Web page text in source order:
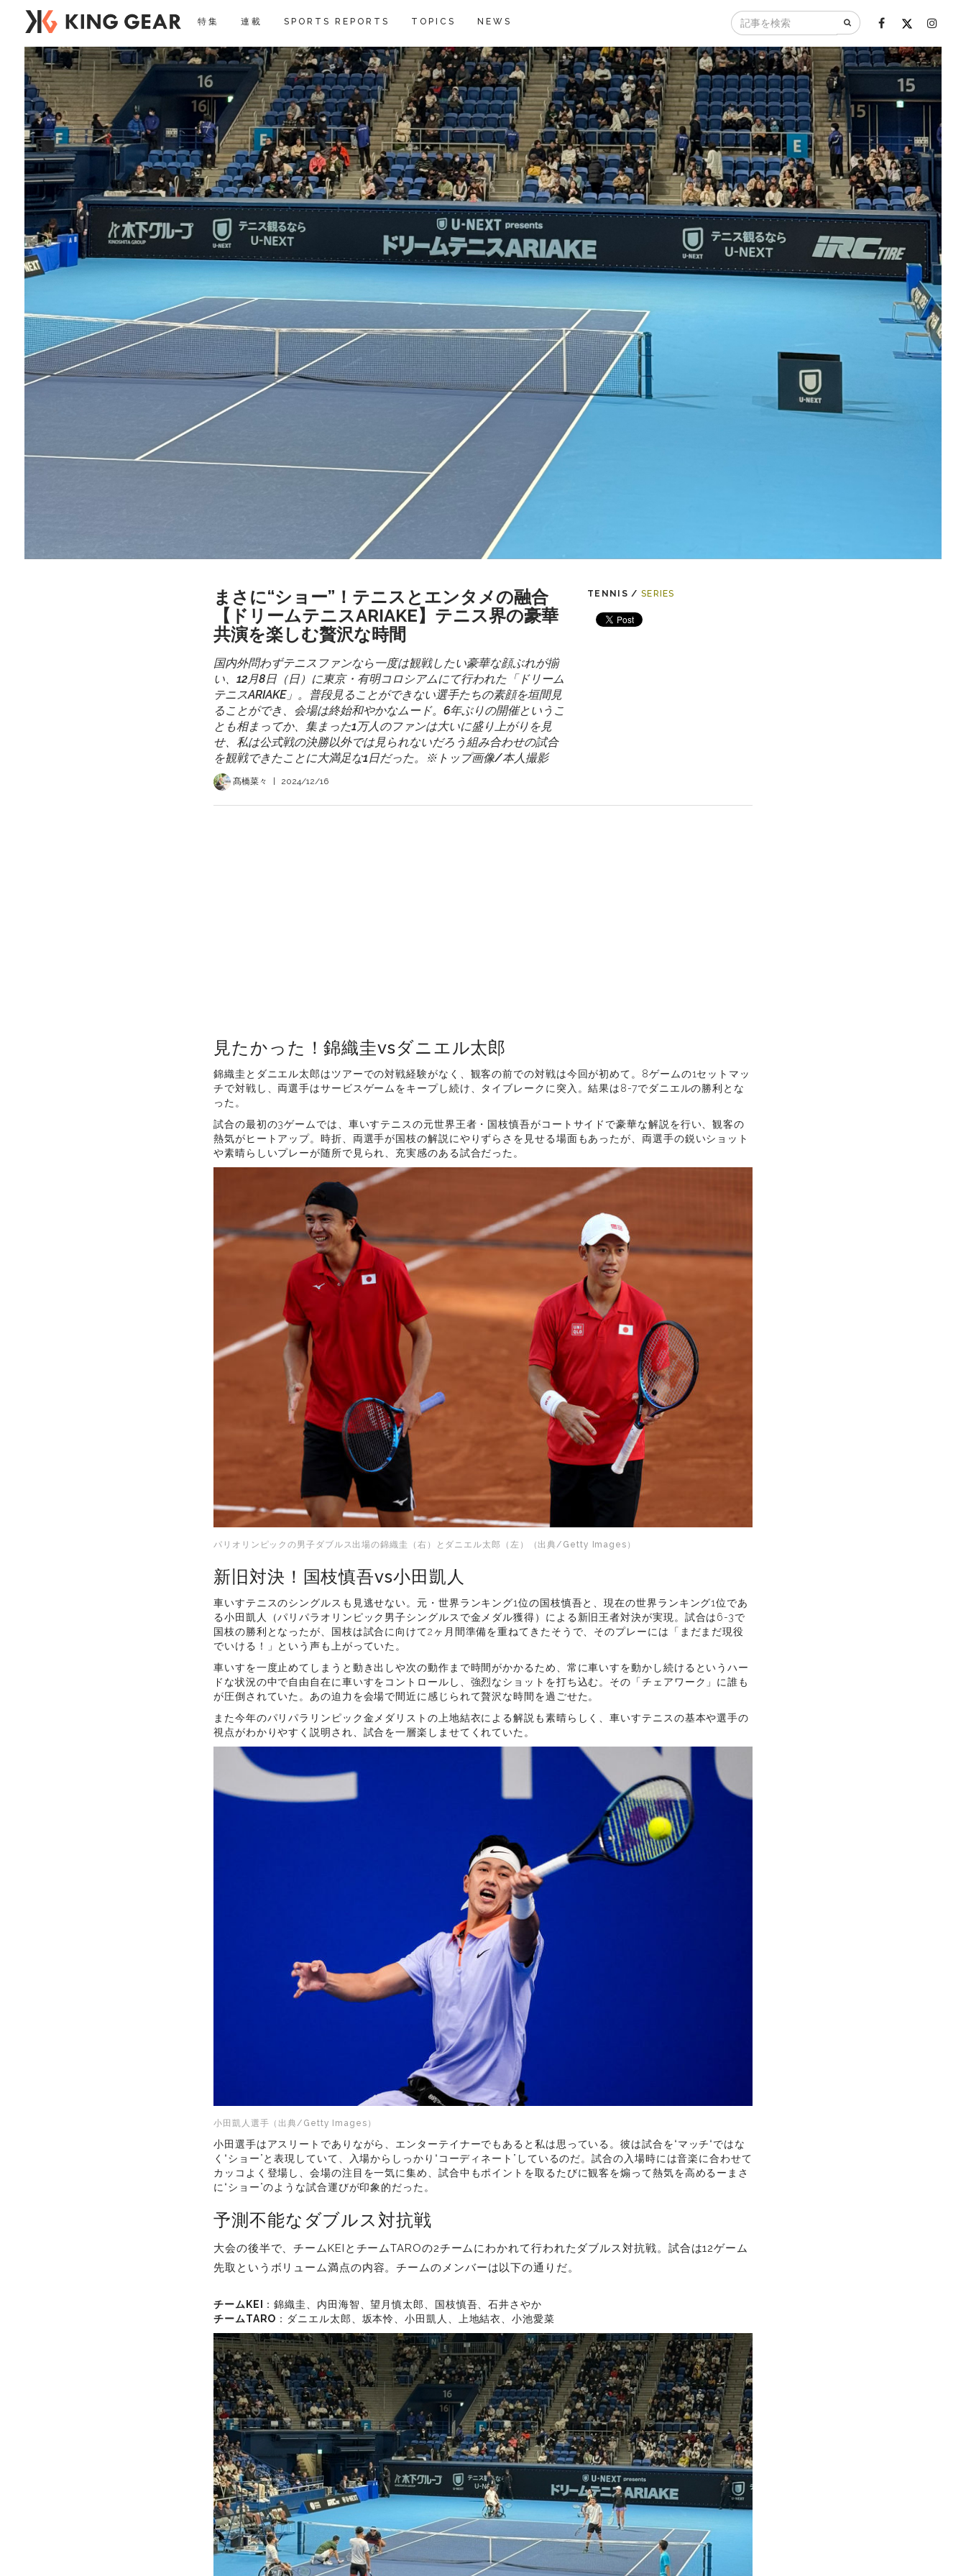
特集 連載 SPORTS REPORTS TOPICS NEWS
まさに“ショー”！テニスとエンタメの融合
【ドリームテニスARIAKE】テニス界の豪華
共演を楽しむ贅沢な時間
国内外問わずテニスファンなら一度は観戦したい豪華な顔ぶれが揃
い、12月8日（日）に東京・有明コロシアムにて行われた「ドリーム
テニスARIAKE」。普段見ることができない選手たちの素顔を垣間見
ることができ、会場は終始和やかなムード。6年ぶりの開催というこ
とも相まってか、集まった1万人のファンは大いに盛り上がりを見
せ、私は公式戦の決勝以外では見られないだろう組み合わせの試合
を観戦できたことに大満足な1日だった。※トップ画像/本人撮影
髙橋菜々 2024/12/16
TENNIS / SERIES
見たかった！錦織圭vsダニエル太郎
錦織圭とダニエル太郎はツアーでの対戦経験がなく、観客の前での対戦は今回が初めて。8ゲームの1セットマッ
チで対戦し、両選手はサービスゲームをキープし続け、タイブレークに突入。結果は8-7でダニエルの勝利とな
った。
試合の最初の3ゲームでは、車いすテニスの元世界王者・国枝慎吾がコートサイドで豪華な解説を行い、観客の
熱気がヒートアップ。時折、両選手が国枝の解説にやりずらさを見せる場面もあったが、両選手の鋭いショット
や素晴らしいプレーが随所で見られ、充実感のある試合だった。
パリオリンピックの男子ダブルス出場の錦織圭（右）とダニエル太郎（左）（出典/Getty Images）
新旧対決！国枝慎吾vs小田凱人
車いすテニスのシングルスも見逃せない。元・世界ランキング1位の国枝慎吾と、現在の世界ランキング1位であ
る小田凱人（パリパラオリンピック男子シングルスで金メダル獲得）による新旧王者対決が実現。試合は6-3で
国枝の勝利となったが、国枝は試合に向けて2ヶ月間準備を重ねてきたそうで、そのプレーには「まだまだ現役
でいける！」という声も上がっていた。
車いすを一度止めてしまうと動き出しや次の動作まで時間がかかるため、常に車いすを動かし続けるというハー
ドな状況の中で自由自在に車いすをコントロールし、強烈なショットを打ち込む。その「チェアワーク」に誰も
が圧倒されていた。あの迫力を会場で間近に感じられて贅沢な時間を過ごせた。
また今年のパリパラリンピック金メダリストの上地結衣による解説も素晴らしく、車いすテニスの基本や選手の
視点がわかりやすく説明され、試合を一層楽しませてくれていた。
小田凱人選手（出典/Getty Images）
小田選手はアスリートでありながら、エンターテイナーでもあると私は思っている。彼は試合を“マッチ“ではな
く“ショー”と表現していて、入場からしっかり“コーディネート”しているのだ。試合の入場時には音楽に合わせて
カッコよく登場し、会場の注目を一気に集め、試合中もポイントを取るたびに観客を煽って熱気を高めるーまさ
に“ショー”のような試合運びが印象的だった。
予測不能なダブルス対抗戦
大会の後半で、チームKEIとチームTAROの2チームにわかれて行われたダブルス対抗戦。試合は12ゲーム
先取というボリューム満点の内容。チームのメンバーは以下の通りだ。
チームKEI
：錦織圭、内田海智、望月慎太郎、国枝慎吾、石井さやか
チームTARO ：ダニエル太郎、坂本怜、小田凱人、上地結衣、小池愛菜